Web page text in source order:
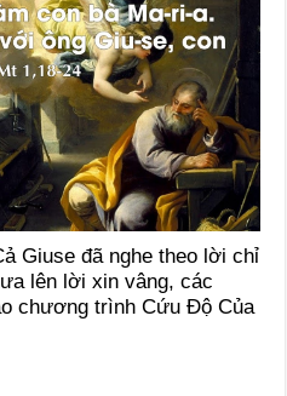
Giuse đã nghe theo lời chỉ
lên lời xin vâng, các
chương trình Cứu Độ Của